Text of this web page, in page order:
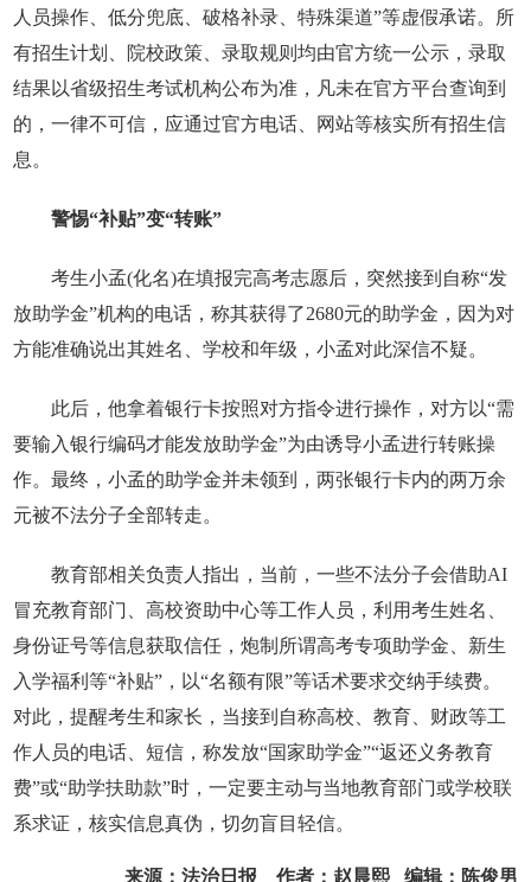
人员操作、低分兜底、破格补录、特殊渠道”等虚假承诺。所
有招生计划、院校政策、录取规则均由官方统一公示，录取
结果以省级招生考试机构公布为准，凡未在官方平台查询到
的，一律不可信，应通过官方电话、网站等核实所有招生信
息。
警惕“补贴”变“转账”
考生小孟(化名)在填报完高考志愿后，突然接到自称“发
放助学金”机构的电话，称其获得了2680元的助学金，因为对
方能准确说出其姓名、学校和年级，小孟对此深信不疑。
此后，他拿着银行卡按照对方指令进行操作，对方以“需
要输入银行编码才能发放助学金”为由诱导小孟进行转账操
作。最终，小孟的助学金并未领到，两张银行卡内的两万余
元被不法分子全部转走。
教育部相关负责人指出，当前，一些不法分子会借助AI
冒充教育部门、高校资助中心等工作人员，利用考生姓名、
身份证号等信息获取信任，炮制所谓高考专项助学金、新生
入学福利等“补贴”，以“名额有限”等话术要求交纳手续费。
对此，提醒考生和家长，当接到自称高校、教育、财政等工
作人员的电话、短信，称发放“国家助学金”“返还义务教育
费”或“助学扶助款”时，一定要主动与当地教育部门或学校联
系求证，核实信息真伪，切勿盲目轻信。
来源：法治日报 作者：赵晨熙 编辑：陈俊男